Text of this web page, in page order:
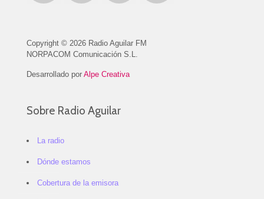
Copyright © 2026 Radio Aguilar FM
NORPACOM Comunicación S.L.
Desarrollado por Alpe Creativa
Sobre Radio Aguilar
La radio
Dónde estamos
Cobertura de la emisora